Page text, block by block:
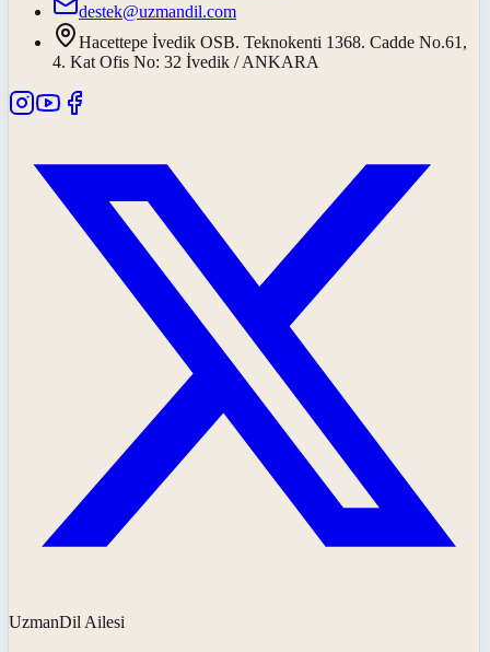
destek@uzmandil.com
Hacettepe İvedik OSB. Teknokenti 1368. Cadde No.61,
4. Kat Ofis No: 32 İvedik / ANKARA
UzmanDil Ailesi